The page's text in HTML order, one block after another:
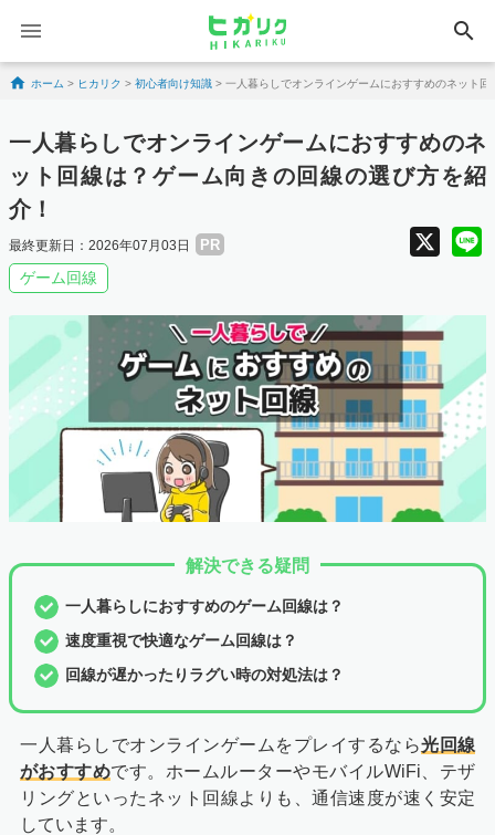
search
Skip to content
ホーム > ヒカリク > 初心者向け知識 > 一人暮らしでオンラインゲームにおすすめのネット
一人暮らしでオンラインゲームにおすすめのネ
ット回線は？ゲーム向きの回線の選び方を紹
介！
最終更新日：2026年07月03日 PR X
ゲーム回線
解決できる疑問
一人暮らしにおすすめのゲーム回線は？
速度重視で快適なゲーム回線は？
回線が遅かったりラグい時の対処法は？
一人暮らしでオンラインゲームをプレイするなら光回線
がおすすめです。ホームルーターやモバイルWiFi、テザ
リングといったネット回線よりも、通信速度が速く安定
しています。